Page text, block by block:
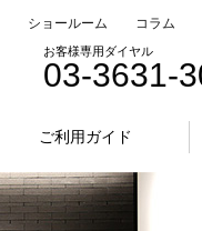
ショールーム コラム
お客様専用ダイヤル
03-3631-
ご利用ガイド